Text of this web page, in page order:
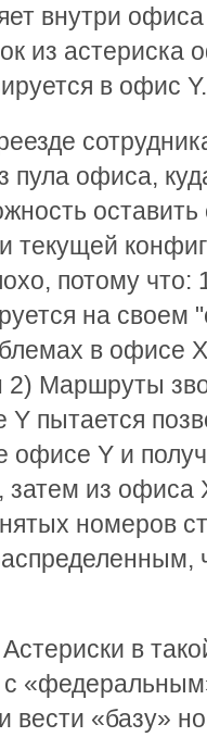
внутри
из
в офис Y.
офиса,
текущей
потому что:
на своем
в офисе
2) Маршруты
Y пытается
офисе Y и
из офиса
номеров
в
с
вести «базу»